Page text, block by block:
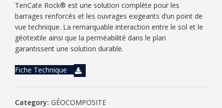
TenCate Rock® est une solution complète pour les
barrages renforcés et les ouvrages exigeants d’un point de
vue technique. La remarquable interaction entre le sol et le
géotextile ainsi que la perméabilité dans le plan
garantissent une solution durable.
Fiche Technique
Category: GÉOCOMPOSITE